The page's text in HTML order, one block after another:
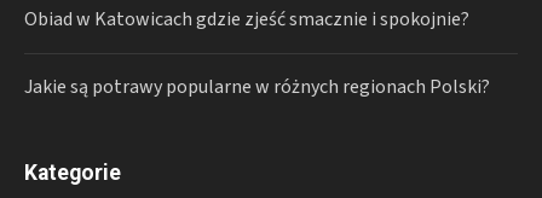
Obiad w Katowicach gdzie zjeść smacznie i spokojnie?
Jakie są potrawy popularne w różnych regionach Polski?
Kategorie